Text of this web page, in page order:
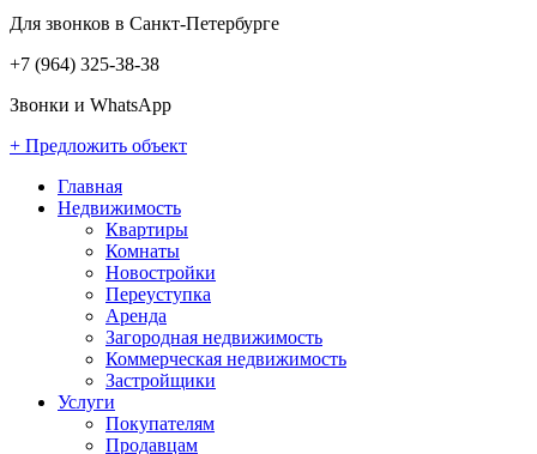
Для звонков в Санкт-Петербурге
+7 (964) 325-38-38
Звонки и WhatsApp
+ Предложить объект
Главная
Недвижимость
Квартиры
Комнаты
Новостройки
Переуступка
Аренда
Загородная недвижимость
Коммерческая недвижимость
Застройщики
Услуги
Покупателям
Продавцам